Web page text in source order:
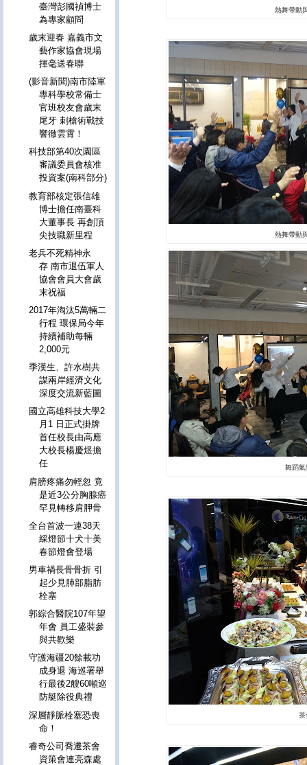
熱舞帶動
熱舞帶動
舞蹈氣
茶
臺灣彭國禎博士
為專家顧問
歲末迎春 嘉義市文
藝作家協會現場
揮毫送春聯
(影音新聞)南市陸軍
專科學校常備士
官班校友會歲末
尾牙 刺槍術戰技
響徹雲霄！
科技部第40次園區
審議委員會核准
投資案(南科部分)
教育部核定張信雄
博士擔任南臺科
大董事長 再創頂
尖技職新里程
老兵不死精神永
存 南市退伍軍人
協會會員大會歲
末祝福
2017年淘汰5萬輛二
行程 環保局今年
持續補助每輛
2,000元
季漢生、許水樹共
謀兩岸經濟文化
深度交流新藍圖
國立高雄科技大學2
月1 日正式掛牌
首任校長由高應
大校長楊慶煜擔
任
肩膀疼痛勿輕忽 竟
是近3公分胸腺癌
罕見轉移肩胛骨
全台首波一連38天
綵燈節十犬十美
春節燈會登場
男車禍長骨骨折 引
起少見肺部脂肪
栓塞
郭綜合醫院107年望
年會 員工盛裝參
與共歡樂
守護海疆20餘載功
成身退 海巡署舉
行最後2艘60噸巡
防艇除役典禮
深層靜脈栓塞恐喪
命！
睿奇公司喬遷茶會
資策會連亮森處